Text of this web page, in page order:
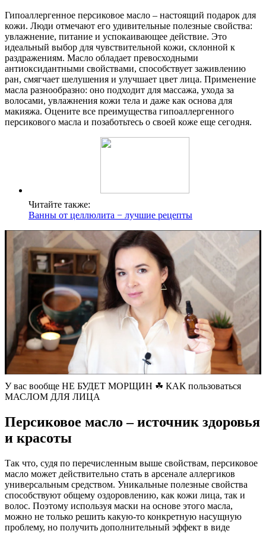
Гипоаллергенное персиковое масло – настоящий подарок для
кожи. Люди отмечают его удивительные полезные свойства:
увлажнение, питание и успокаивающее действие. Это
идеальный выбор для чувствительной кожи, склонной к
раздражениям. Масло обладает превосходными
антиоксидантными свойствами, способствует заживлению
ран, смягчает шелушения и улучшает цвет лица. Применение
масла разнообразно: оно подходит для массажа, ухода за
волосами, увлажнения кожи тела и даже как основа для
макияжа. Оцените все преимущества гипоаллергенного
персикового масла и позаботьтесь о своей коже еще сегодня.
Читайте также:
Ванны от целлюлита − лучшие рецепты
У вас вообще НЕ БУДЕТ МОРЩИН ☘ КАК пользоваться
МАСЛОМ ДЛЯ ЛИЦА
Персиковое масло – источник здоровья
и красоты
Так что, судя по перечисленным выше свойствам, персиковое
масло может действительно стать в арсенале аллергиков
универсальным средством. Уникальные полезные свойства
способствуют общему оздоровлению, как кожи лица, так и
волос. Поэтому используя маски на основе этого масла,
можно не только решить какую-то конкретную насущную
проблему, но получить дополнительный эффект в виде